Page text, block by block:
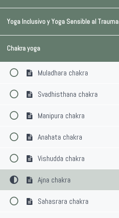
Yoga Inclusivo y Yoga Sensible al Trauma
Chakra yoga
Muladhara chakra
Svadhisthana chakra
Manipura chakra
Anahata chakra
Vishudda chakra
Ajna chakra
Sahasrara chakra